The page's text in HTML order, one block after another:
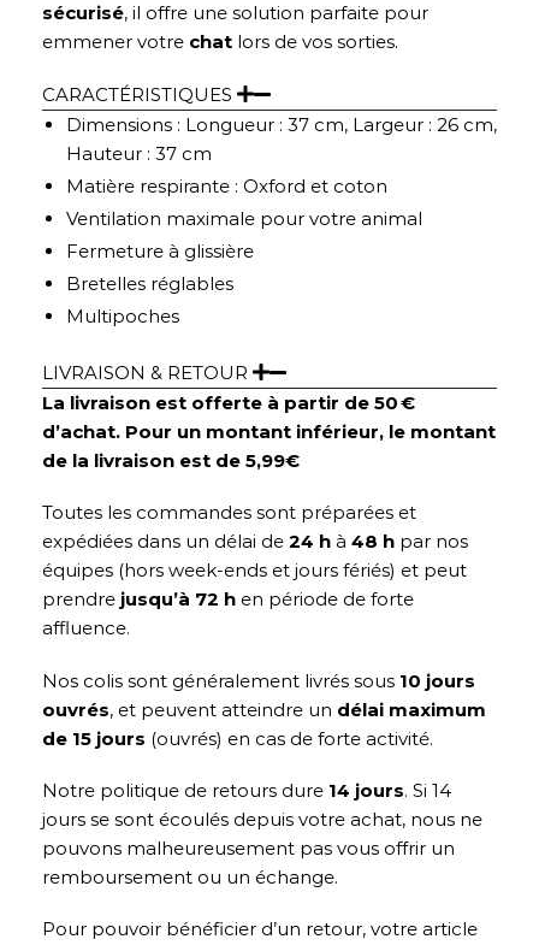
sécurisé, il offre une solution parfaite pour
emmener votre chat lors de vos sorties.
CARACTÉRISTIQUES
Dimensions : Longueur : 37 cm, Largeur : 26 cm,
Hauteur : 37 cm
Matière respirante : Oxford et coton
Ventilation maximale pour votre animal
Fermeture à glissière
Bretelles réglables
Multipoches
LIVRAISON & RETOUR
La livraison est offerte à partir de 50 €
d’achat. Pour un montant inférieur, le montant
de la livraison est de 5,99€
Toutes les commandes sont préparées et
expédiées dans un délai de 24 h à 48 h par nos
équipes (hors week-ends et jours fériés) et peut
prendre jusqu’à 72 h en période de forte
affluence.
Nos colis sont généralement livrés sous 10 jours
ouvrés, et peuvent atteindre un délai maximum
de 15 jours (ouvrés) en cas de forte activité.
Notre politique de retours dure 14 jours. Si 14
jours se sont écoulés depuis votre achat, nous ne
pouvons malheureusement pas vous offrir un
remboursement ou un échange.
Pour pouvoir bénéficier d’un retour, votre article